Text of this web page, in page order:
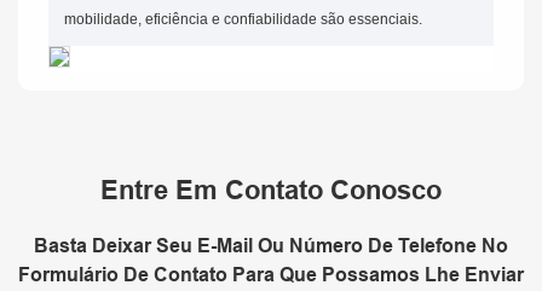
mobilidade, eficiência e confiabilidade são essenciais.
Entre Em Contato Conosco
Basta Deixar Seu E-Mail Ou Número De Telefone No
Formulário De Contato Para Que Possamos Lhe Enviar